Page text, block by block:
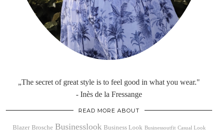
„The secret of great style is to feel good in what you wear."
- Inès de la Fressange
READ MORE ABOUT
Blazer Brosche Businesslook Business Look Businessoutfit Casual Look